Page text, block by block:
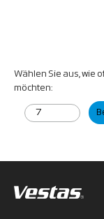
Wählen Sie aus, wie
möchten: